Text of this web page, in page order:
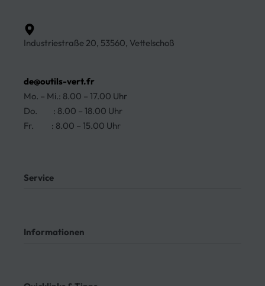
Industriestraße 20, 53560, Vettelschoß
de@outils-vert.fr
Mo. – Mi.: 8.00 – 17.00 Uhr
Do. : 8.00 – 18.00 Uhr
Fr. : 8.00 – 15.00 Uhr